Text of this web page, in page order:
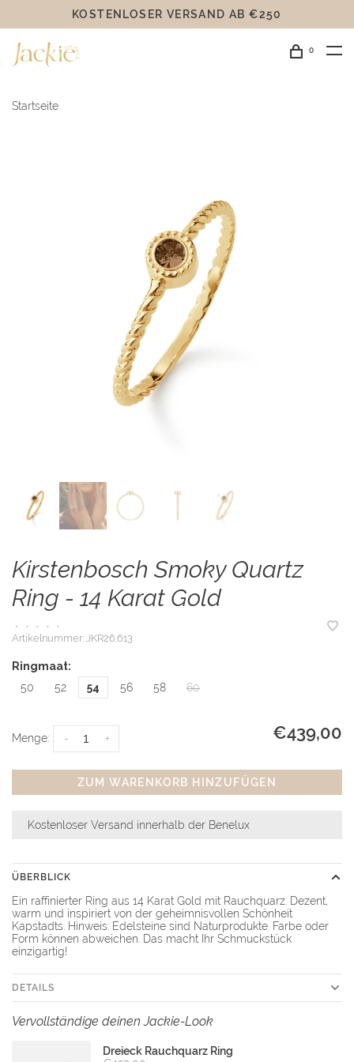
KOSTENLOSER VERSAND AB €250
0
Startseite
Kirstenbosch Smoky Quartz
Ring - 14 Karat Gold
• • • •
•
Artikelnummer: JKR26.613
Ringmaat:
50
52 54 56 58 60
Menge: +
- €439,00
ZUM WARENKORB HINZUFÜGEN
Kostenloser Versand innerhalb der Benelux
ÜBERBLICK
Ein raffinierter Ring aus 14 Karat Gold mit Rauchquarz. Dezent,
warm und inspiriert von der geheimnisvollen Schönheit
Kapstadts. Hinweis: Edelsteine sind Naturprodukte. Farbe oder
Form können abweichen. Das macht Ihr Schmuckstück
einzigartig!
DETAILS
Vervollständige deinen Jackie-Look
Dreieck Rauchquarz Ring